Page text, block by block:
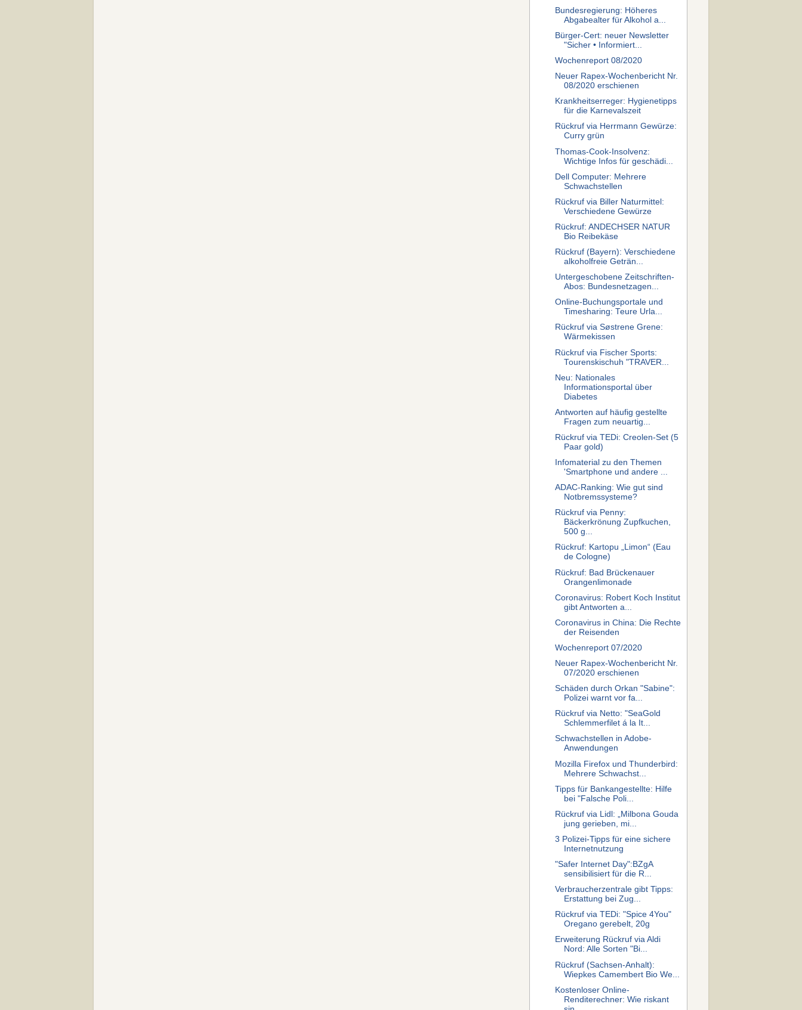
Bundesregierung: Höheres
Abgabealter für Alkohol a...
Bürger-Cert: neuer Newsletter
"Sicher • Informiert...
Wochenreport 08/2020
Neuer Rapex-Wochenbericht Nr.
08/2020 erschienen
Krankheitserreger: Hygienetipps
für die Karnevalszeit
Rückruf via Herrmann Gewürze:
Curry grün
Thomas-Cook-Insolvenz:
Wichtige Infos für geschädi...
Dell Computer: Mehrere
Schwachstellen
Rückruf via Biller Naturmittel:
Verschiedene Gewürze
Rückruf: ANDECHSER NATUR
Bio Reibekäse
Rückruf (Bayern): Verschiedene
alkoholfreie Geträn...
Untergeschobene Zeitschriften-
Abos: Bundesnetzagen...
Online-Buchungsportale und
Timesharing: Teure Urla...
Rückruf via Søstrene Grene:
Wärmekissen
Rückruf via Fischer Sports:
Tourenskischuh "TRAVER...
Neu: Nationales
Informationsportal über
Diabetes
Antworten auf häufig gestellte
Fragen zum neuartig...
Rückruf via TEDi: Creolen-Set (5
Paar gold)
Infomaterial zu den Themen
'Smartphone und andere ...
ADAC-Ranking: Wie gut sind
Notbremssysteme?
Rückruf via Penny:
Bäckerkrönung Zupfkuchen,
500 g...
Rückruf: Kartopu „Limon“ (Eau
de Cologne)
Rückruf: Bad Brückenauer
Orangenlimonade
Coronavirus: Robert Koch Institut
gibt Antworten a...
Coronavirus in China: Die Rechte
der Reisenden
Wochenreport 07/2020
Neuer Rapex-Wochenbericht Nr.
07/2020 erschienen
Schäden durch Orkan "Sabine":
Polizei warnt vor fa...
Rückruf via Netto: "SeaGold
Schlemmerfilet á la It...
Schwachstellen in Adobe-
Anwendungen
Mozilla Firefox und Thunderbird:
Mehrere Schwachst...
Tipps für Bankangestellte: Hilfe
bei "Falsche Poli...
Rückruf via Lidl: „Milbona Gouda
jung gerieben, mi...
3 Polizei-Tipps für eine sichere
Internetnutzung
"Safer Internet Day":BZgA
sensibilisiert für die R...
Verbraucherzentrale gibt Tipps:
Erstattung bei Zug...
Rückruf via TEDi: "Spice 4You"
Oregano gerebelt, 20g
Erweiterung Rückruf via Aldi
Nord: Alle Sorten "Bi...
Rückruf (Sachsen-Anhalt):
Wiepkes Camembert Bio We...
Kostenloser Online-
Renditerechner: Wie riskant